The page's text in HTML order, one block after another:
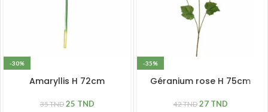
-30%
Amaryllis H 72cm
35TND 25 TND
-35%
Géranium rose H 75cm
42TND 27 TND